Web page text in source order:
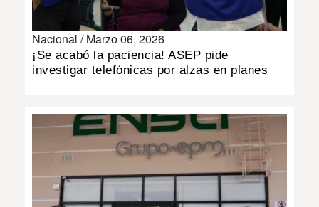
DEPORTES
MULTIMEDIA
IMPRESO
Nacional /Marzo 06, 2026
¡Se acabó la paciencia! ASEP pide
investigar telefónicas por alzas en planes